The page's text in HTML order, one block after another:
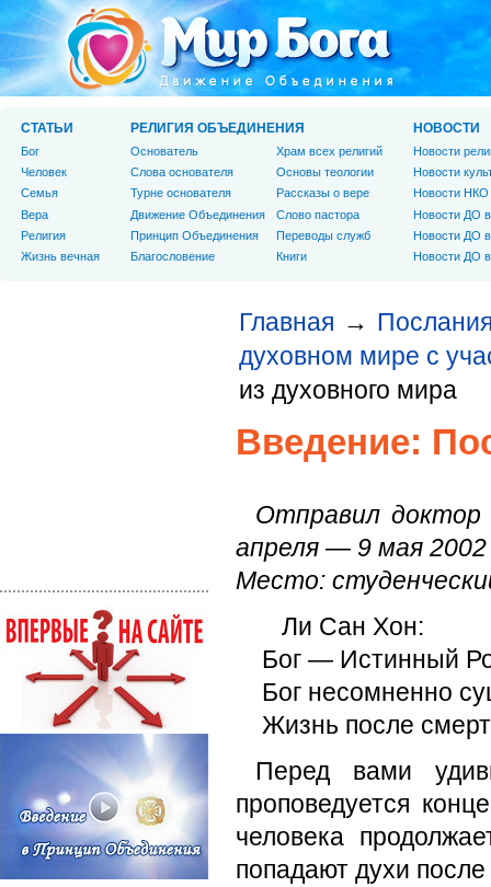
Главная →
духовном мире с
из духовного мира
Введение:
Отправил
апреля — 9 мая 2002
Место:
Ли Сан Хон:
Бог — Истинный
Бог несомненно
Жизнь после
Перед вами
проповедуется
человека
попадают духи
СТАТЬИ
Бог
Человек
Cемья
Вера
Религия
Жизнь вечная
РЕЛИГИЯ ОБЪЕДИНЕНИЯ
Основатель
Слова основателя
Турне основателя
Движение Объединения
Принцип Объединения
Благословение
Храм всех религий
Основы теологии
Рассказы о вере
Слово пастора
Переводы служб
Книги
НОВОСТИ
Новости
Новости
Новости НКО
Новости ДО
Новости ДО
Новости ДО